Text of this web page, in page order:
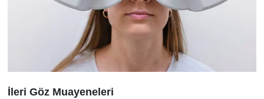
İleri Göz Muayeneleri